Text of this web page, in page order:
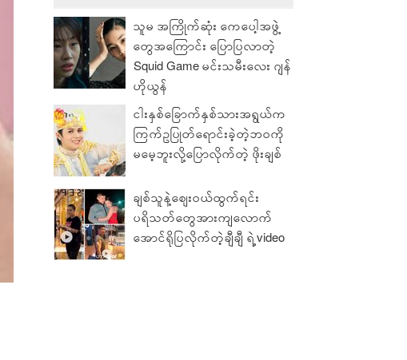
သူမ အကြိုက်ဆုံး ကေပေါ့အဖွဲ့
တွေအကြောင်း ပြောပြလာတဲ့
Squid Game မင်းသမီးလေး ဂျန်
ဟိုယွန်
ငါးနှစ်ခြောက်နှစ်သားအရွယ်က
ကြက်ဥပြုတ်ရောင်းခဲ့တဲ့ဘဝကို
မမေ့ဘူးလို့ပြောလိုက်တဲ့ ဖိုးချစ်
ချစ်သူနဲ့ဈေးဝယ်ထွက်ရင်း
ပရိသတ်တွေအားကျလောက်
အောင်ရိုပြလိုက်တဲ့ချီချီ ရဲ့video